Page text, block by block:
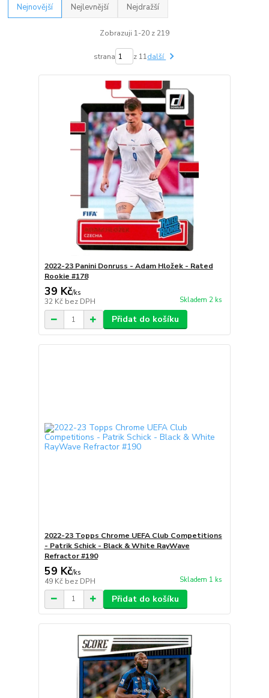
Nejnovější Nejlevnější Nejdražší
Zobrazuji 1-20 z 219
strana z 11další
2022-23 Panini Donruss - Adam Hložek - Rated
Rookie #178
39 Kč/ks
32 Kč bez DPH Skladem 2 ks
Přidat do košíku
2022-23 Topps Chrome UEFA Club Competitions
- Patrik Schick - Black & White RayWave
Refractor #190
59 Kč/ks
49 Kč bez DPH Skladem 1 ks
Přidat do košíku